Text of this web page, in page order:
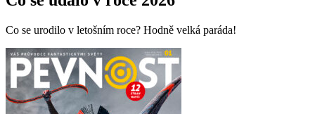
Co se urodilo v letošním roce? Hodně velká paráda!